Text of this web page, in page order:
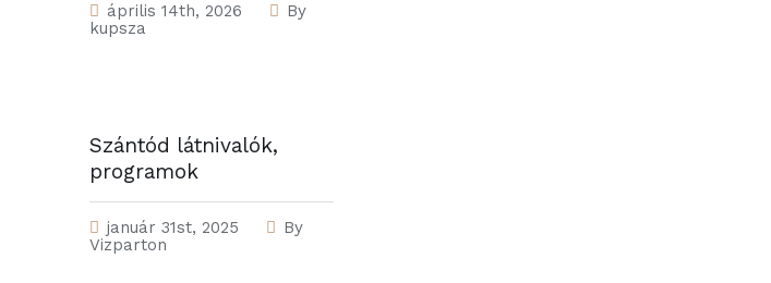
április 14th, 2026
By
kupsza
Szántód látnivalók,
programok
január 31st, 2025
By
Vizparton